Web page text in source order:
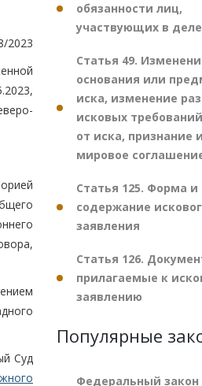
2023
Суд
обязанности лиц,
участвующих в деле
Статья 49.
основания или
иска, изменение
исковых
от иска, признание
мировое
Статья 125. Форма и
содержание
заявления
Статья 126.
прилагаемые к
заявлению
Популярные
Федеральный закон